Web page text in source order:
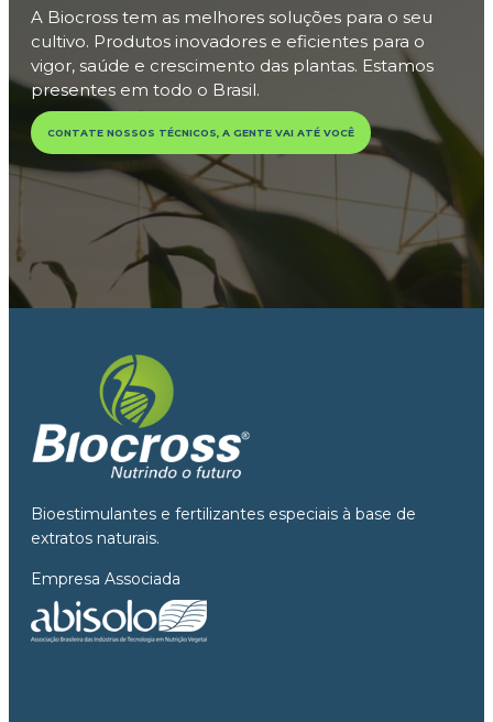
A Biocross tem as melhores soluções para o seu
cultivo. Produtos inovadores e eficientes para o
vigor, saúde e crescimento das plantas. Estamos
presentes em todo o Brasil.
CONTATE NOSSOS TÉCNICOS, A GENTE VAI ATÉ VOCÊ
Bioestimulantes e fertilizantes especiais à base de
extratos naturais.
Empresa Associada